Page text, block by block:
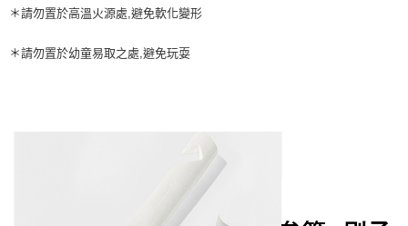
＊請勿置於高溫火源處,避免軟化變形
＊請勿置於幼童易取之處,避免玩耍